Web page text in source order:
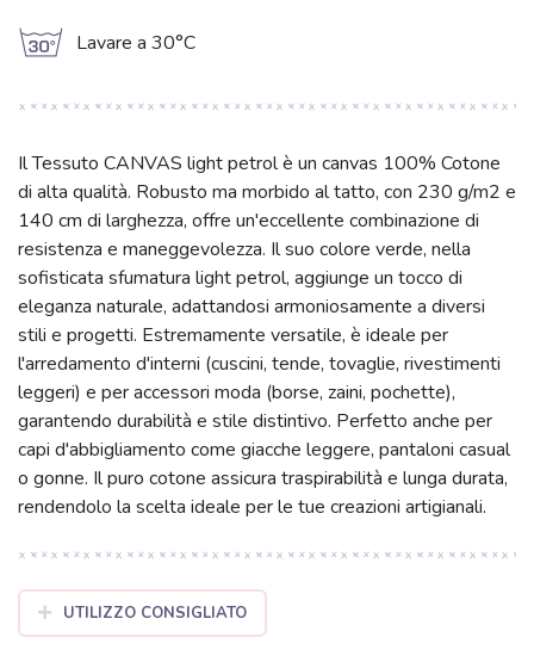
g Lavare a 30°C
Il Tessuto CANVAS light petrol è un canvas 100% Cotone
di alta qualità. Robusto ma morbido al tatto, con 230 g/m2 e
140 cm di larghezza, offre un'eccellente combinazione di
resistenza e maneggevolezza. Il suo colore verde, nella
sofisticata sfumatura light petrol, aggiunge un tocco di
eleganza naturale, adattandosi armoniosamente a diversi
stili e progetti. Estremamente versatile, è ideale per
l'arredamento d'interni (cuscini, tende, tovaglie, rivestimenti
leggeri) e per accessori moda (borse, zaini, pochette),
garantendo durabilità e stile distintivo. Perfetto anche per
capi d'abbigliamento come giacche leggere, pantaloni casual
o gonne. Il puro cotone assicura traspirabilità e lunga durata,
rendendolo la scelta ideale per le tue creazioni artigianali.
UTILIZZO CONSIGLIATO